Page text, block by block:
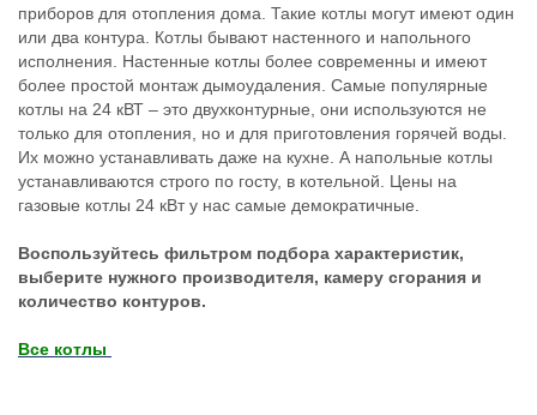
приборов для отопления дома. Такие котлы могут имеют один
или два контура. Котлы бывают настенного и напольного
исполнения. Настенные котлы более современны и имеют
более простой монтаж дымоудаления. Самые популярные
котлы на 24 кВТ – это двухконтурные, они используются не
только для отопления, но и для приготовления горячей воды.
Их можно устанавливать даже на кухне. А напольные котлы
устанавливаются строго по госту, в котельной. Цены на
газовые котлы 24 кВт у нас самые демократичные.
Воспользуйтесь фильтром подбора характеристик,
выберите нужного производителя, камеру сгорания и
количество контуров.
Все котлы